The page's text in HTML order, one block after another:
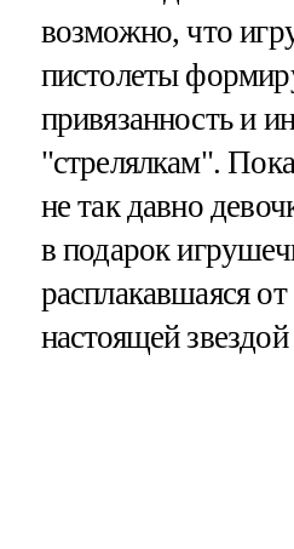
возможно, что
пистолеты
привязанность и
"стрелялкам".
не так давно
в подарок
расплакавшаяся от
настоящей